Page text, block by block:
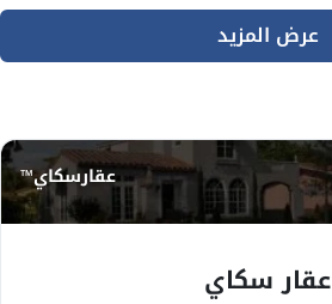
عرض المزيد
عقارسكاي™
عقار سكاي